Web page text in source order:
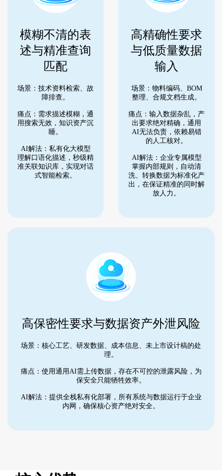
模糊不清的表
述与精准查询
匹配
场景：技术资料检索、故
障排查。
痛点：需求描述模糊，通
用搜索无效，知识资产沉
睡。
AI解法：私有化大模型
理解口语化描述，秒级精
准关联知识库，实现对话
式智能检索。
高精确性要求
与低质量数据
输入
场景：物料编码、BOM
整理、合规文档生成。
痛点：输入数据杂乱，产
出要求绝对精确，通用
AI无法负责，依赖易错
的人工核对。
AI解法：企业专属模型
掌握内部规则，自动清
洗、转换数据为标准化产
出，在保证精准的同时解
放人力。
高保密性要求与数据资产外泄风险
场景：核心工艺、研发数据、成本信息、未上市设计稿的处
理。
痛点：使用通用AI需上传数据，存在不可控的泄露风险，为
保安全只能牺牲效率。
AI解法：提供全栈私有化部署，所有系统与数据运行于企业
内网，确保核心资产绝对安全。